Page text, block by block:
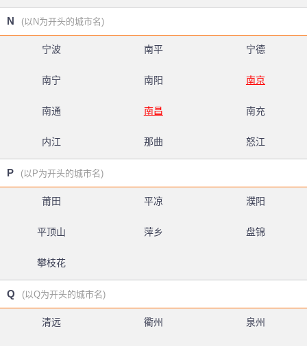
N (以N为开头的城市名)
宁波 南平 宁德
南宁 南阳 南京
南通 南昌 南充
内江 那曲 怒江
P (以P为开头的城市名)
莆田 平凉 濮阳
平顶山 萍乡 盘锦
攀枝花
Q (以Q为开头的城市名)
清远 衢州 泉州